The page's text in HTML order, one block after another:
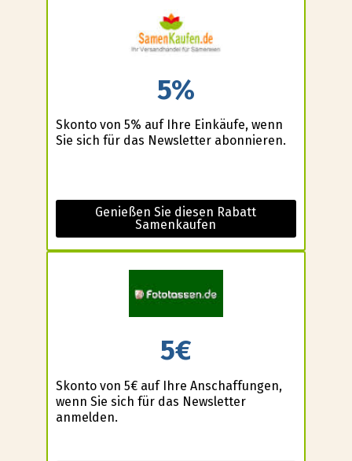
5%
Skonto von 5% auf Ihre Einkäufe, wenn
Sie sich für das Newsletter abonnieren.
Genießen Sie diesen Rabatt
Samenkaufen
5€
Skonto von 5€ auf Ihre Anschaffungen,
wenn Sie sich für das Newsletter
anmelden.